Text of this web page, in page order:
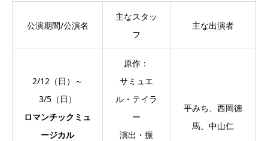
公演期間/公演名
主なスタッ
フ
主な出演者
2/12（日）～
3/5（日）
ロマンチックミュ
ージカル
原作：
サミュエ
ル・テイラ
ー
演出・振
平みち、西岡徳
馬、中山仁